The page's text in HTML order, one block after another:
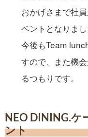
おかげさまで社
ベントとなりまし
今後もTeam
すので、また機
るつもりです。
NEO DINING.ケ
ント